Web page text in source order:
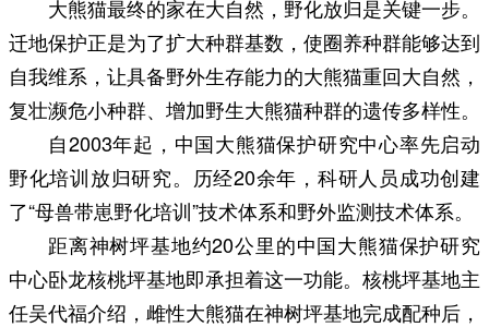
大熊猫最终的家在大自然，野化放归是关键一步。
迁地保护正是为了扩大种群基数，使圈养种群能够达到
自我维系，让具备野外生存能力的大熊猫重回大自然，
复壮濒危小种群、增加野生大熊猫种群的遗传多样性。
自2003年起，中国大熊猫保护研究中心率先启动
野化培训放归研究。历经20余年，科研人员成功创建
了“母兽带崽野化培训”技术体系和野外监测技术体系。
距离神树坪基地约20公里的中国大熊猫保护研究
中心卧龙核桃坪基地即承担着这一功能。核桃坪基地主
任吴代福介绍，雌性大熊猫在神树坪基地完成配种后，